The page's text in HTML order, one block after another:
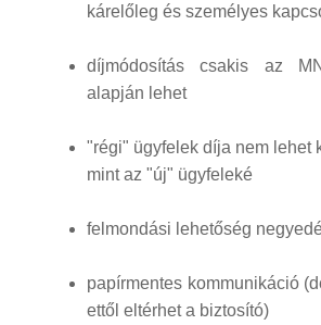
kárelőleg és személyes
díjmódosítás csakis az
alapján lehet
"régi" ügyfelek díja nem lehet
mint az "új" ügyfeleké
felmondási lehetőség
papírmentes kommunikáció
ettől eltérhet a biztosító)